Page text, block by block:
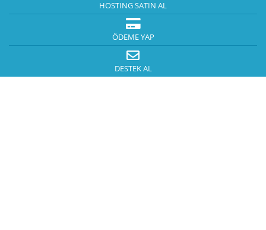
HOSTING SATIN AL
ÖDEME YAP
DESTEK AL